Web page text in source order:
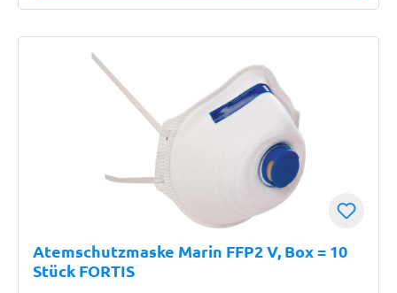
Atemschutzmaske Marin FFP2 V, Box = 10
Stück FORTIS